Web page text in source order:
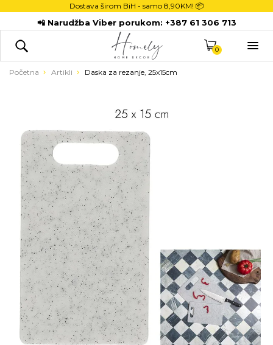
Dostava širom BiH - samo 8,90KM! 📦
📲 Narudžba Viber porukom: +387 61 306 713
0 
POČETNA
DEKORACIJE
KUHINJA
TEKSTIL
NOVI PROIZVODI
Početna Artikli Daska za rezanje, 25x15cm